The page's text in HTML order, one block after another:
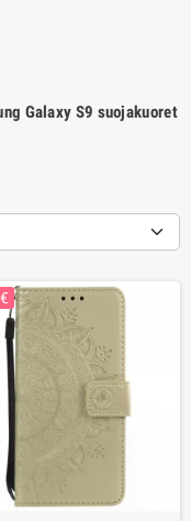
Galaxy S9 suojakuoret